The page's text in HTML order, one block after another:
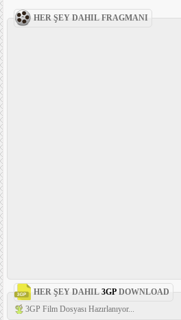
HER ŞEY DAHIL FRAGMANI
HER ŞEY DAHIL 3GP DOWNLOAD
3GP Film Dosyası Hazırlanıyor...